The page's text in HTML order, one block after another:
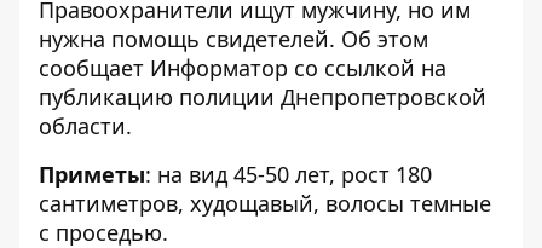
Правоохранители ищут мужчину, но им
нужна помощь свидетелей. Об этом
сообщает Информатор со ссылкой на
публикацию полиции Днепропетровской
области.
Приметы: на вид 45-50 лет, рост 180
сантиметров, худощавый, волосы темные
с проседью.